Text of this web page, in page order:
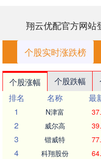
翔云优配官方网站
个股实时涨跌榜
个股涨幅 个股跌幅
排名
名称 最
1
N津富
2 威尔高
3 锴威特
4 科翔股份